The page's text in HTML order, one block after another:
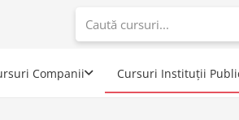
Companii Cursuri Instituții